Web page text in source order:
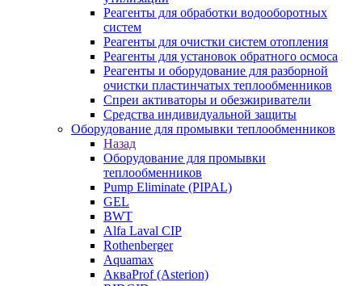
Реагенты для обработки водооборотных
систем
Реагенты для очистки систем отопления
Реагенты для установок обратного осмоса
Реагенты и оборудование для разборной
очистки пластинчатых теплообменников
Спреи активаторы и обезжириватели
Средства индивидуальной защиты
Оборудование для промывки теплообменников
Назад
Оборудование для промывки
теплообменников
Pump Eliminate (PIPAL)
GEL
BWT
Alfa Laval CIP
Rothenberger
Aquamax
АкваProf (Asterion)